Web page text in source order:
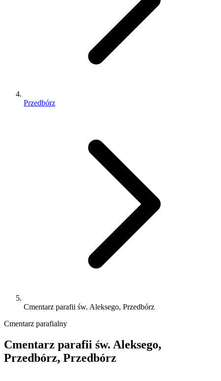
Przedbórz
Cmentarz parafii św. Aleksego, Przedbórz
Cmentarz parafialny
Cmentarz parafii św. Aleksego,
Przedbórz, Przedbórz